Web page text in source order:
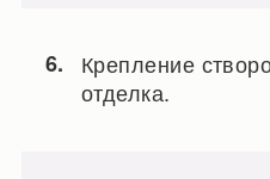
Крепление
отделка.